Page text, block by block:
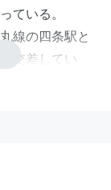
ている。
線の四条駅と
交差してい